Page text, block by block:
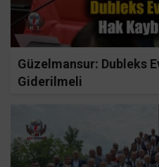
Güzelmansur: Dubleks
Giderilmeli